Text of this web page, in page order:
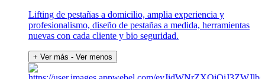
Lifting de pestañas a domicilio, amplia experiencia y
profesionalismo, diseño de pestañas a medida, herramientas
nuevas con cada cliente y bio seguridad.
+ Ver más - Ver menos